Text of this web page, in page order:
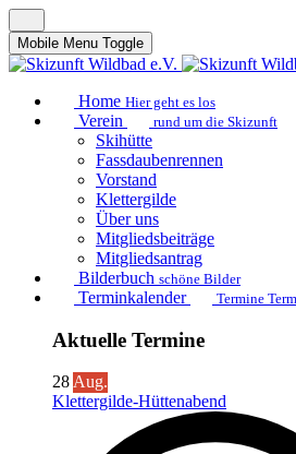
Mobile Menu Toggle
Home Hier geht es los
Verein rund um die Skizunft
Skihütte
Fassdaubenrennen
Vorstand
Klettergilde
Über uns
Mitgliedsbeiträge
Mitgliedsantrag
Bilderbuch schöne Bilder
Terminkalender Termine
Aktuelle Termine
28Aug.
Klettergilde-Hüttenabend